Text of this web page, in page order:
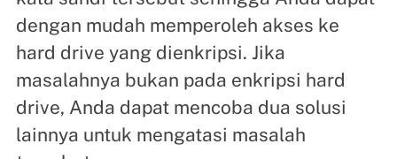
dengan mudah memperoleh akses ke
hard drive yang dienkripsi. Jika
masalahnya bukan pada enkripsi hard
drive, Anda dapat mencoba dua solusi
lainnya untuk mengatasi masalah